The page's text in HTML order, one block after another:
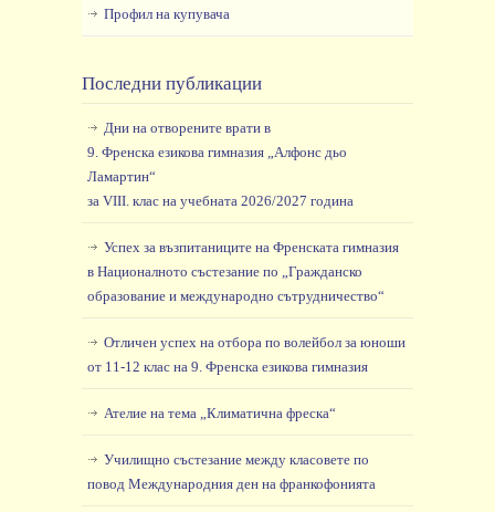
Профил на купувача
Последни публикации
Дни на отворените врати в
9. Френска езикова гимназия „Алфонс дьо
Ламартин“
за VIII. клас на учебната 2026/2027 година
Успех за възпитаниците на Френската гимназия
в Националното състезание по „Гражданско
образование и международно сътрудничество“
Отличен успех на отбора по волейбол за юноши
от 11-12 клас на 9. Френска езикова гимназия
Ателие на тема „Климатична фреска“
Училищно състезание между класовете по
повод Международния ден на франкофонията